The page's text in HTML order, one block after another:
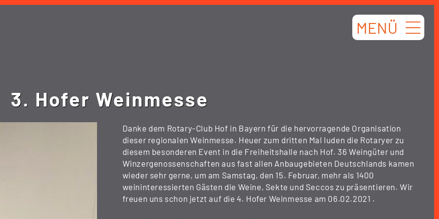
MENÜ
3. Hofer Weinmesse
Danke dem Rotary-Club Hof in Bayern für die hervorragende Organisation
dieser regionalen Weinmesse. Heuer zum dritten Mal luden die Rotaryer zu
diesem besonderen Event in die Freiheitshalle nach Hof. 36 Weingüter und
Winzergenossenschaften aus fast allen Anbaugebieten Deutschlands kamen
wieder sehr gerne, um am Samstag, den 15. Februar, mehr als 1400
weininteressierten Gästen die Weine, Sekte und Seccos zu präsentieren. Wir
freuen uns schon jetzt auf die 4. Hofer Weinmesse am 06.02.2021 .